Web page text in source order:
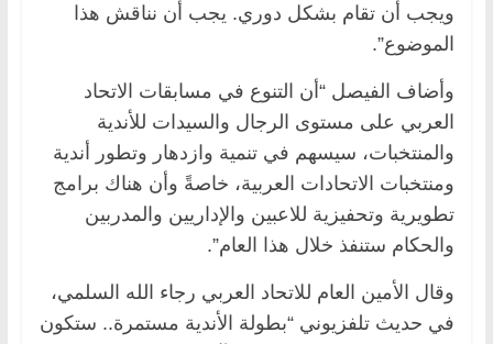
ويجب أن تقام بشكل دوري. يجب أن نناقش هذا
الموضوع”.
وأضاف الفيصل “أن التنوع في مسابقات الاتحاد
العربي على مستوى الرجال والسيدات للأندية
والمنتخبات، سيسهم في تنمية وازدهار وتطور أندية
ومنتخبات الاتحادات العربية، خاصةً وأن هناك برامج
تطويرية وتحفيزية للاعبين والإداريين والمدربين
والحكام ستنفذ خلال هذا العام”.
وقال الأمين العام للاتحاد العربي رجاء الله السلمي،
في حديث تلفزيوني “بطولة الأندية مستمرة.. ستكون